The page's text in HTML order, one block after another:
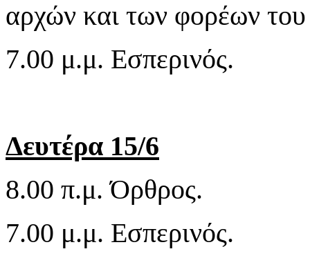
αρχών και των φορέων
7.00 μ.μ. Εσπερινός.
Δευτέρα 15/6
8.00 π.μ. Όρθρος.
7.00 μ.μ. Εσπερινός.